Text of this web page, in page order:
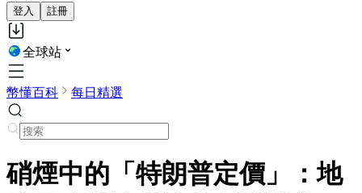
登入 註冊
全球站
幣懂百科 每日精選
硝煙中的「特朗普定價」：地